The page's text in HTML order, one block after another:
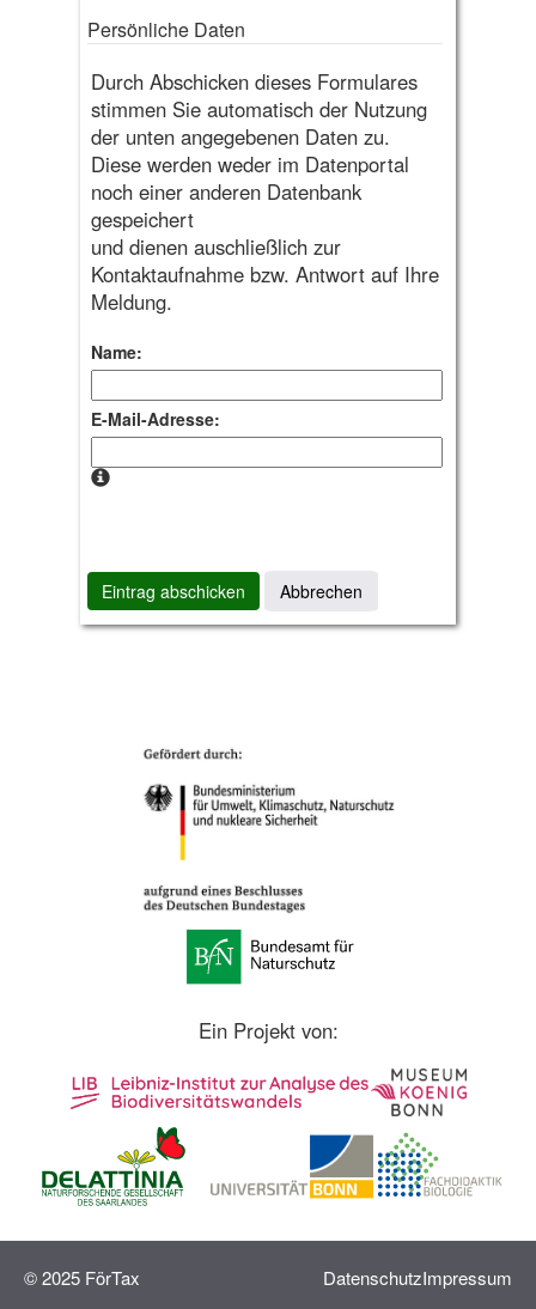
Persönliche Daten
Durch Abschicken dieses Formulares
stimmen Sie automatisch der Nutzung
der unten angegebenen Daten zu.
Diese werden weder im Datenportal
noch einer anderen Datenbank
gespeichert
und dienen auschließlich zur
Kontaktaufnahme bzw. Antwort auf Ihre
Meldung.
Name:
E-Mail-Adresse:
Abbrechen
Ein Projekt von:
© 2025 FörTax DatenschutzImpressum